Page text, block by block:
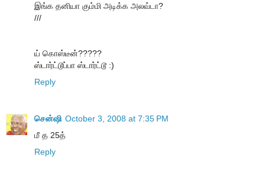
இங்க தனியா கும்மி அடிக்க அலவ்டா?
///
ய் கொஸ்டீன்?????
ஸ்டார்ட்டூப்பா ஸ்டார்ட்டூ :)
Reply
சென்ஷி October 3, 2008 at 7:35 PM
மீ த 25த்
Reply